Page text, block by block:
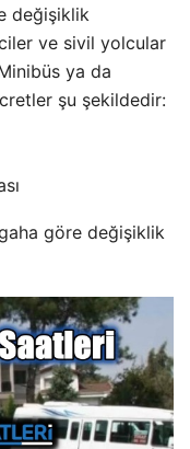
değişiklik
ve sivil yolcular
ya da
şu şekildedir:
göre değişiklik